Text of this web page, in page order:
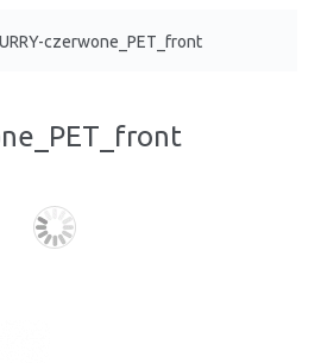
czerwone_PET_front